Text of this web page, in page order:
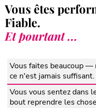
Vous êtes
Fiable.
Et pourtant ...
Vous faites beaucoup —
ce n'est jamais suffisant.
Vous vous sentez dans
bout reprendre les